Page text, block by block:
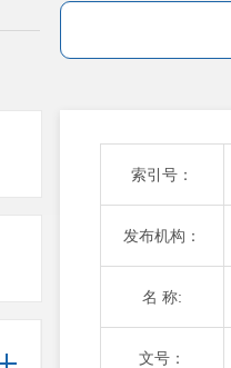
索引号：
发布机构：
名 称:
文号：